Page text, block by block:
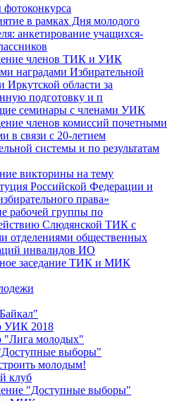
в рамках Дня молодого
анкетирование учащихся-
членов ТИК и УИК
наградами Избирательной
Иркутской области за
подготовку и п
семинары с членами УИК
членов комиссий почетными
в связи с 20-летием
системы и по результатам
викторины на тему
Российской Федерации и
права»
рабочей группы по
Слюдянской ТИК с
отделениями общественных
инвалидов ИО
заседание ТИК и МИК
УИК 2018
"Лига молодых"
выборы"
молодым!
клуб
"Доступные выборы"